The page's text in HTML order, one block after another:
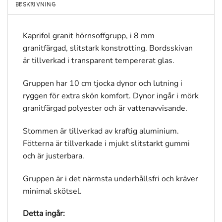
BESKRIVNING
Kaprifol granit hörnsoffgrupp, i 8 mm
granitfärgad, slitstark konstrotting. Bordsskivan
är tillverkad i transparent tempererat glas.
Gruppen har 10 cm tjocka dynor och lutning i
ryggen för extra skön komfort. Dynor ingår i mörk
granitfärgad polyester och är vattenavvisande.
Stommen är tillverkad av kraftig aluminium.
Fötterna är tillverkade i mjukt slitstarkt gummi
och är justerbara.
Gruppen är i det närmsta underhållsfri och kräver
minimal skötsel.
Detta ingår: